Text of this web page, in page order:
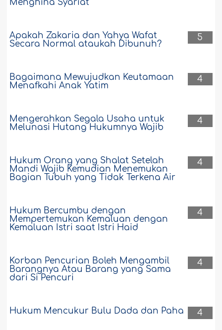
Menghina Syariat
5
Apakah Zakaria dan Yahya Wafat
Secara Normal ataukah Dibunuh?
4
Bagaimana Mewujudkan Keutamaan
Menafkahi Anak Yatim
4
Mengerahkan Segala Usaha untuk
Melunasi Hutang Hukumnya Wajib
4
Hukum Orang yang Shalat Setelah
Mandi Wajib Kemudian Menemukan
Bagian Tubuh yang Tidak Terkena Air
4
Hukum Bercumbu dengan
Mempertemukan Kemaluan dengan
Kemaluan Istri saat Istri Haid
4
Korban Pencurian Boleh Mengambil
Barangnya Atau Barang yang Sama
dari Si Pencuri
4
Hukum Mencukur Bulu Dada dan Paha